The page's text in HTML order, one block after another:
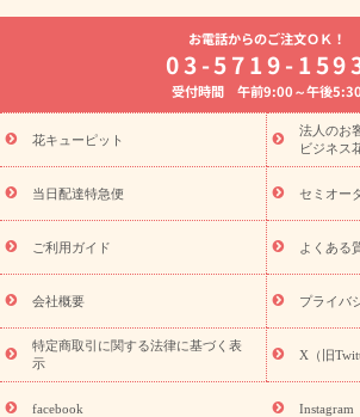
よく贈られる花
お祝いの花特集
誕生
8月の誕生花(トルコキキョウ)
開店・開業
お供え・お悔やみ お供え・お悔
通夜・葬儀に贈る花
ーブドフラワー
季節のイベント
ひまわ
特集
お盆 花（新盆・初盆） 季節のイベ
盆・初盆）
お盆 花（新盆・初盆）
お盆
フト
お盆・お供え プリザーブドフラワー
レゼント特集
夏の花贈り・お中元・暑中
敬老の日におくる花ギフト・プレゼント特
花ギフト・プレゼント特集
敬老の日 花の
老の日 花鉢植えのギフト・プレゼント特集
フト・プレゼント特集
敬老の日の花 全て
ペーン
映画『ウォーターガーディアンズ』
「きょう誕生日なんです」キャンペーン
誕生日フラワーギフト 誕生日フラワーギフ
お電話からのご注文ＯＫ！
03-5719-
受付時間 午前9:00～午後5:30
花キューピット
法人のお
ビジネス
当日配達特急便 セミオー
ご利用ガイド よくある
会社概要 プライバ
特定商取引に関する法律に基づく表
示
X（旧
facebook Instagram